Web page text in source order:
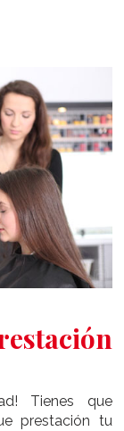
Tienes que
prestación tu